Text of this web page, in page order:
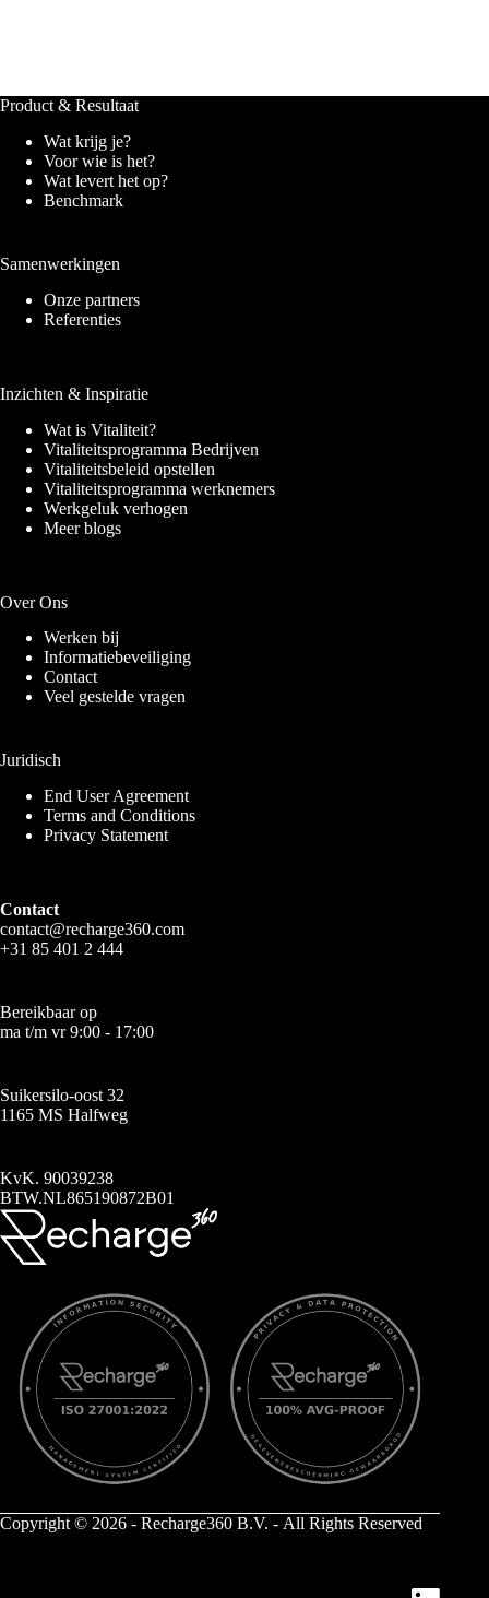
Product & Resultaat
Wat krijg je?
Voor wie is het?
Wat levert het op?
Benchmark
Samenwerkingen
Onze partners
Referenties
Inzichten & Inspiratie
Wat is Vitaliteit?
Vitaliteitsprogramma Bedrijven
Vitaliteitsbeleid opstellen
Vitaliteitsprogramma werknemers
Werkgeluk verhogen
Meer blogs
Over Ons
Werken bij
Informatiebeveiliging
Contact
Veel gestelde vragen
Juridisch
End User Agreement
Terms and Conditions
Privacy Statement
Contact
contact@recharge360.com
+31 85 401 2 444
Bereikbaar op
ma t/m vr 9:00 - 17:00
Suikersilo-oost 32
1165 MS Halfweg
KvK. 90039238
BTW.NL865190872B01
Copyright © 2026 - Recharge360 B.V. - All Rights Reserved